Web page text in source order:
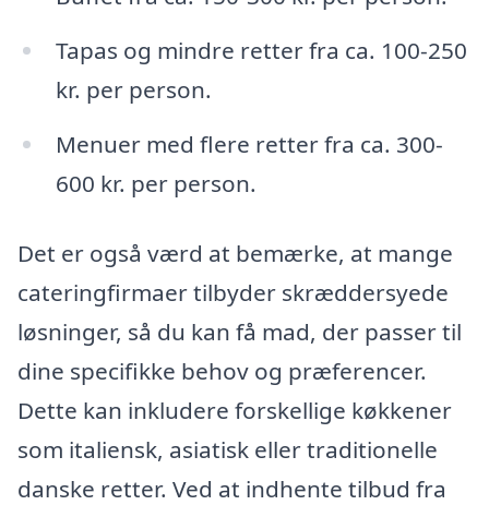
Tapas og mindre retter fra ca. 100-250
kr. per person.
Menuer med flere retter fra ca. 300-
600 kr. per person.
Det er også værd at bemærke, at mange
cateringfirmaer tilbyder skræddersyede
løsninger, så du kan få mad, der passer til
dine specifikke behov og præferencer.
Dette kan inkludere forskellige køkkener
som italiensk, asiatisk eller traditionelle
danske retter. Ved at indhente tilbud fra